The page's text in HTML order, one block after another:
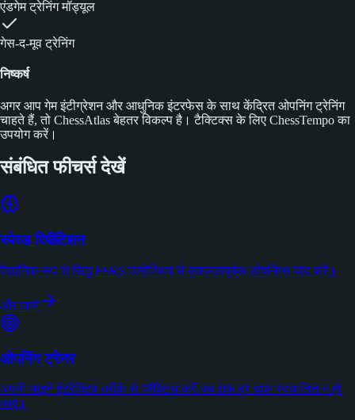
एंडगेम ट्रेनिंग मॉड्यूल
गेस-द-मूव ट्रेनिंग
निष्कर्ष
अगर आप गेम इंटीग्रेशन और आधुनिक इंटरफेस के साथ केंद्रित ओपनिंग ट्रेनिंग
चाहते हैं, तो ChessAtlas बेहतर विकल्प है। टैक्टिक्स के लिए ChessTempo का
उपयोग करें।
संबंधित फीचर्स देखें
स्पेस्ड रिपीटिशन
वैज्ञानिक रूप से सिद्ध FSRS एल्गोरिथम से कुशलतापूर्वक ओपनिंग्स याद करें।
और जानें
ओपनिंग ट्रेनर
अपनी लाइनें इंटरैक्टिव तरीके से प्रैक्टिस करें जब तक हर चाल स्वचालित न हो
जाए।